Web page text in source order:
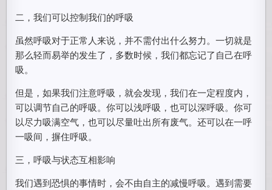
二，我们可以控制我们的呼吸
虽然呼吸对于正常人来说，并不需付出什么努力。一切就是
那么轻而易举的发生了，多数时候，我们都忘记了自己在呼
吸。
但是，如果我们注意呼吸，就会发现，我们在一定程度内，
可以调节自己的呼吸。你可以浅呼吸，也可以深呼吸。你可
以尽力吸满空气，也可以尽量吐出所有废气。还可以在一呼
一吸间，摒住呼吸。
三，呼吸与状态互相影响
我们遇到恐惧的事情时，会不由自主的减慢呼吸。遇到需要